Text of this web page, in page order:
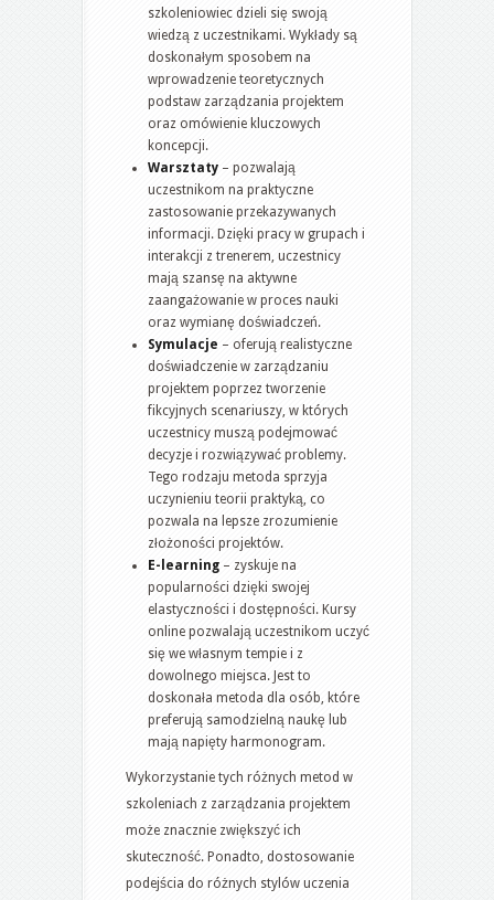
szkoleniowiec dzieli się swoją
wiedzą z uczestnikami. Wykłady są
doskonałym sposobem na
wprowadzenie teoretycznych
podstaw zarządzania projektem
oraz omówienie kluczowych
koncepcji.
Warsztaty – pozwalają
uczestnikom na praktyczne
zastosowanie przekazywanych
informacji. Dzięki pracy w grupach i
interakcji z trenerem, uczestnicy
mają szansę na aktywne
zaangażowanie w proces nauki
oraz wymianę doświadczeń.
Symulacje – oferują realistyczne
doświadczenie w zarządzaniu
projektem poprzez tworzenie
fikcyjnych scenariuszy, w których
uczestnicy muszą podejmować
decyzje i rozwiązywać problemy.
Tego rodzaju metoda sprzyja
uczynieniu teorii praktyką, co
pozwala na lepsze zrozumienie
złożoności projektów.
E-learning – zyskuje na
popularności dzięki swojej
elastyczności i dostępności. Kursy
online pozwalają uczestnikom uczyć
się we własnym tempie i z
dowolnego miejsca. Jest to
doskonała metoda dla osób, które
preferują samodzielną naukę lub
mają napięty harmonogram.
Wykorzystanie tych różnych metod w
szkoleniach z zarządzania projektem
może znacznie zwiększyć ich
skuteczność. Ponadto, dostosowanie
podejścia do różnych stylów uczenia